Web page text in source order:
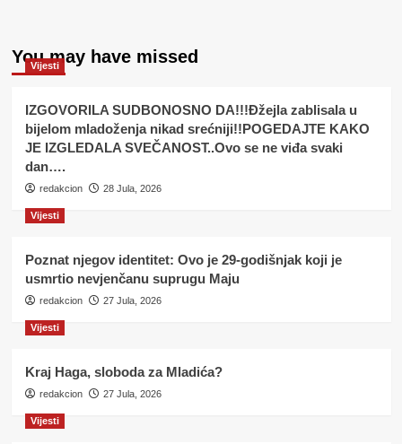
You may have missed
Vijesti
IZGOVORILA SUDBONOSNO DA!!!Đžejla zablisala u
bijelom mladoženja nikad srećniji!!POGEDAJTE KAKO
JE IZGLEDALA SVEČANOST..Ovo se ne viđa svaki
dan….
redakcion 28 Jula, 2026
Vijesti
Poznat njegov identitet: Ovo je 29-godišnjak koji je
usmrtio nevjenčanu suprugu Maju
redakcion 27 Jula, 2026
Vijesti
Kraj Haga, sloboda za Mladića?
redakcion 27 Jula, 2026
Vijesti